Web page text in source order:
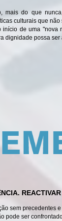
mais do que
culturais que
início de uma
dignidade possa
sem precedentes
pode ser